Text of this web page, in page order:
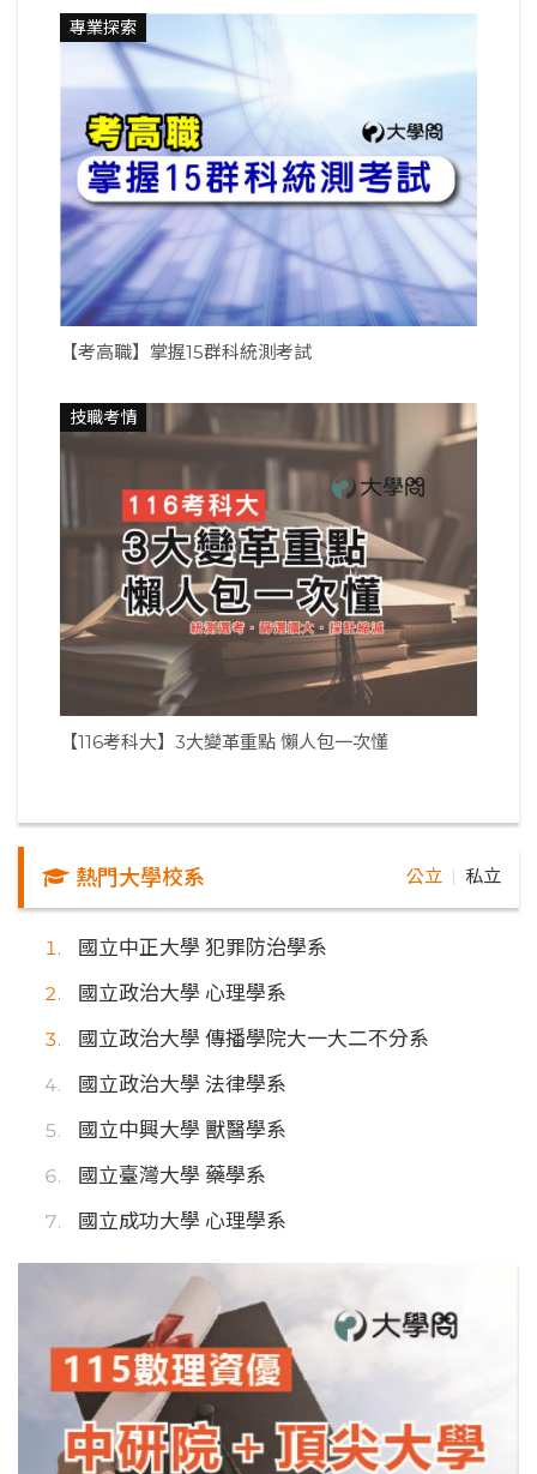
專業探索
【考高職】掌握15群科統測考試
技職考情
【116考科大】3大變革重點 懶人包一次懂
熱門大學校系 公立 私立
國立中正大學 犯罪防治學系
國立政治大學 心理學系
國立政治大學 傳播學院大一大二不分系
國立政治大學 法律學系
國立中興大學 獸醫學系
國立臺灣大學 藥學系
國立成功大學 心理學系